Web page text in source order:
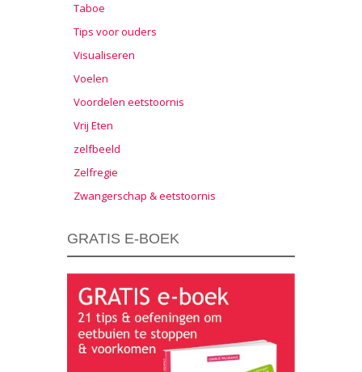
Taboe
Tips voor ouders
Visualiseren
Voelen
Voordelen eetstoornis
Vrij Eten
zelfbeeld
Zelfregie
Zwangerschap & eetstoornis
GRATIS E-BOEK